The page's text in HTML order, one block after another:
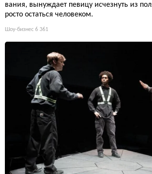
вания, вынуждает певицу исчезнуть из
росто остаться человеком.
Шоу-бизнес 6 361